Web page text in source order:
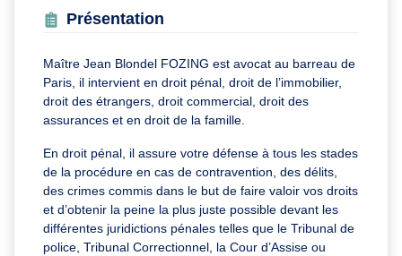
Présentation
Maître Jean Blondel FOZING est avocat au barreau de
Paris, il intervient en droit pénal, droit de l’immobilier,
droit des étrangers, droit commercial, droit des
assurances et en droit de la famille.
En droit pénal, il assure votre défense à tous les stades
de la procédure en cas de contravention, des délits,
des crimes commis dans le but de faire valoir vos droits
et d’obtenir la peine la plus juste possible devant les
différentes juridictions pénales telles que le Tribunal de
police, Tribunal Correctionnel, la Cour d’Assise ou